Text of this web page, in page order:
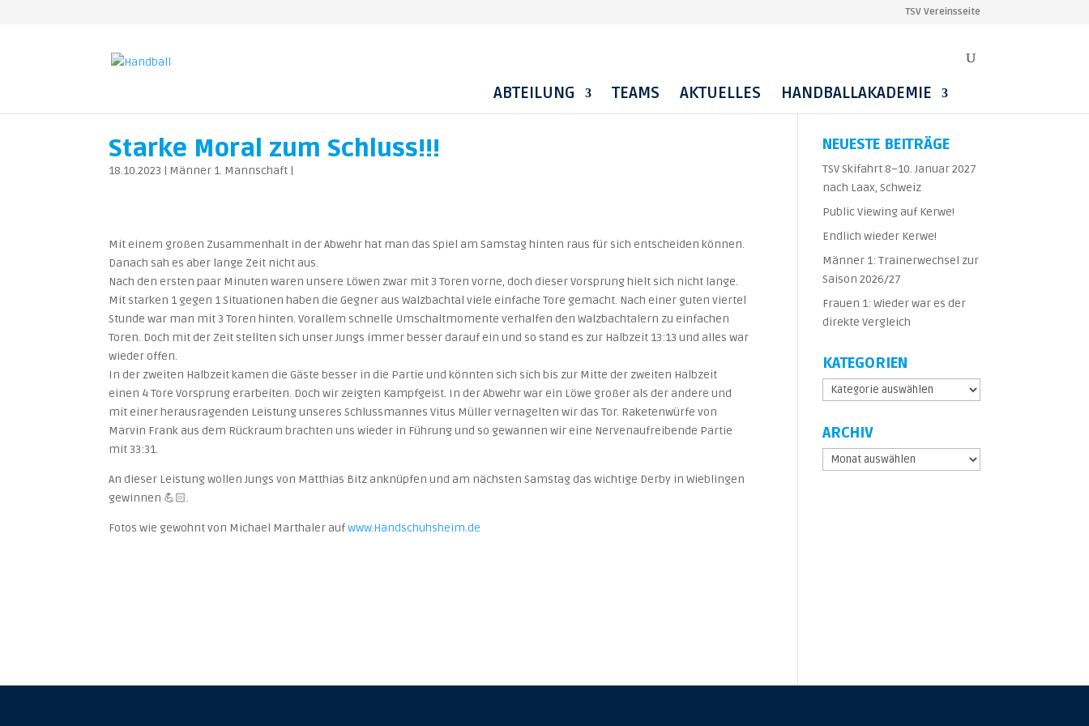
TSV Vereinsseite
ABTEILUNG TEAMS AKTUELLES HANDBALLAKADEMIE
Starke Moral zum Schluss!!!
18.10.2023 | Männer 1. Mannschaft |
Mit einem großen Zusammenhalt in der Abwehr hat man das Spiel am Samstag hinten raus für sich entscheiden können.
Danach sah es aber lange Zeit nicht aus.
Nach den ersten paar Minuten waren unsere Löwen zwar mit 3 Toren vorne, doch dieser Vorsprung hielt sich nicht lange.
Mit starken 1 gegen 1 Situationen haben die Gegner aus Walzbachtal viele einfache Tore gemacht. Nach einer guten viertel
Stunde war man mit 3 Toren hinten. Vorallem schnelle Umschaltmomente verhalfen den Walzbachtalern zu einfachen
Toren. Doch mit der Zeit stellten sich unser Jungs immer besser darauf ein und so stand es zur Halbzeit 13:13 und alles war
wieder offen.
In der zweiten Halbzeit kamen die Gäste besser in die Partie und könnten sich sich bis zur Mitte der zweiten Halbzeit
einen 4 Tore Vorsprung erarbeiten. Doch wir zeigten Kampfgeist. In der Abwehr war ein Löwe großer als der andere und
mit einer herausragenden Leistung unseres Schlussmannes Vitus Müller vernagelten wir das Tor. Raketenwürfe von
Marvin Frank aus dem Rückraum brachten uns wieder in Führung und so gewannen wir eine Nervenaufreibende Partie
mit 33:31.
An dieser Leistung wollen Jungs von Matthias Bitz anknüpfen und am nächsten Samstag das wichtige Derby in Wieblingen
gewinnen 💪🏻.
Fotos wie gewohnt von Michael Marthaler aufwww.Handschuhsheim.de
NEUESTE BEITRÄGE
TSV Skifahrt 8–10. Januar 2027
nach Laax, Schweiz
Public Viewing auf Kerwe!
Endlich wieder Kerwe!
Männer 1: Trainerwechsel zur
Saison 2026/27
Frauen 1: Wieder war es der
direkte Vergleich
KATEGORIEN
Kategorien
ARCHIV
Archiv